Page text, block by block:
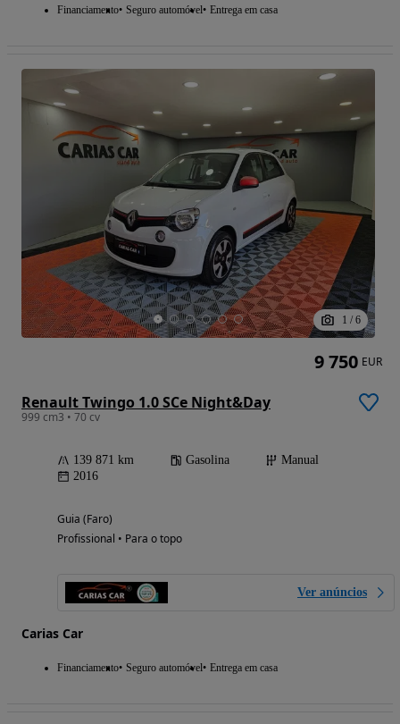
Financiamento Seguro automóvel Entrega em casa
1 / 6
Renault Twingo 1.0 SCe Night&Day
999 cm3 • 70 cv
139 871 km Gasolina
Manual
2016
Guia (Faro)
Profissional • Para o topo
Ver anúncios
Carias Car
Financiamento Seguro automóvel Entrega em casa
9 750 EUR